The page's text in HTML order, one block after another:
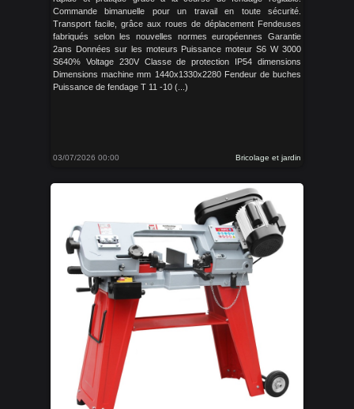
Commande bimanuelle pour un travail en toute sécurité.
Transport facile, grâce aux roues de déplacement Fendeuses
fabriqués selon les nouvelles normes européennes Garantie
2ans Données sur les moteurs Puissance moteur S6 W 3000
S640% Voltage 230V Classe de protection IP54 dimensions
Dimensions machine mm 1440x1330x2280 Fendeur de buches
Puissance de fendage T 11 -10 (...)
03/07/2026 00:00 Bricolage et jardin